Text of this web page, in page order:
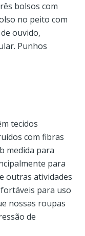
bolsos com
no peito com
ouvido,
Punhos
tecidos
com fibras
medida para
para
outras atividades
​​para uso
nossas roupas
de